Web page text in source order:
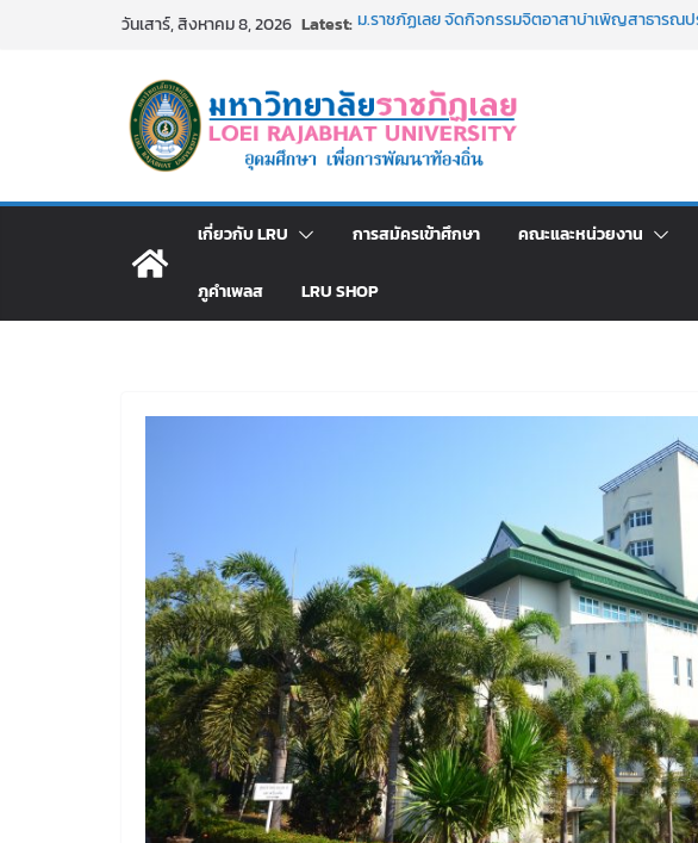
วันเสาร์, สิงหาคม 8, 2026 Latest:ม.ราชภัฏเลย จัดกิจกรรมจิตอาสาบำเพ็ญสาธารณป
มหาวิทยาลัยราชภัฏเลย ด้วยเงินนอกงบประมาณ ประเ
ม.ราชภัฏเลย จัดมหกรรมวิชาการ เปิดบ้าน LRU ครั้งที่
มัธยมปลายค้นหาสาขาวิชาในฝัน สู่อนาคตที่ใช่
อธิการบดี มรภ.เลย ร่วมประชุมชี้แจงกับคณะอนุกรรม
ประกาศผู้ชนะการเสนอราคา จ้างทำปกปริญญาบั
โดยวิธีเฉพาะเจาะจง
เกี่ยวกับ LRU การสมัครเข้าศึกษา คณะและหน่วยงาน
ภูคำเพลส LRU SHOP